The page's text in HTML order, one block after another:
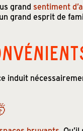
grand sentiment
grand esprit de
induit